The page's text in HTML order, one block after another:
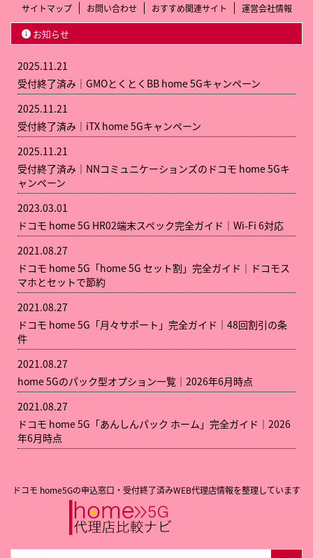
サイトマップ お問い合わせ おすすめ関連サイト 運営会社情報
お知らせ
2025.11.21
受付終了済み｜GMOとくとくBB home 5Gキャンペーン
2025.11.21
受付終了済み｜iTX home 5Gキャンペーン
2025.11.21
受付終了済み｜NNコミュニケーションズのドコモ home 5Gキ
ャンペーン
2023.03.01
ドコモ home 5G HR02端末スペック完全ガイド｜Wi-Fi 6対応
2021.08.27
ドコモ home 5G「home 5G セット割」完全ガイド｜ドコモス
マホとセットで節約
2021.08.27
ドコモ home 5G「月々サポート」完全ガイド｜48回割引の条
件
2021.08.27
home 5Gのパック型オプション一覧｜2026年6月時点
2021.08.27
ドコモ home 5G「あんしんパック ホーム」完全ガイド｜2026
年6月時点
ドコモ home5Gの申込窓口・受付終了済みWEB代理店情報を整理しています